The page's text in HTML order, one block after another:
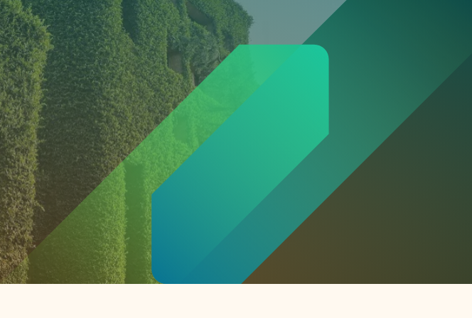
Handige tools
CO2-voetafdruk calculator
MKB energie bespaarcheck
Terugverdien­tijden
Subsidiewijzer voor ondernemers
Voorkomen van klimaatschade